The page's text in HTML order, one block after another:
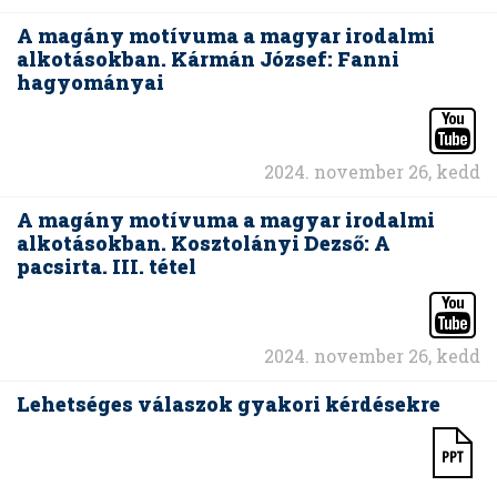
A magány motívuma a magyar irodalmi
alkotásokban. Kármán József: Fanni
hagyományai
2024. november 26, kedd
A magány motívuma a magyar irodalmi
alkotásokban. Kosztolányi Dezső: A
pacsirta. III. tétel
2024. november 26, kedd
Lehetséges válaszok gyakori kérdésekre